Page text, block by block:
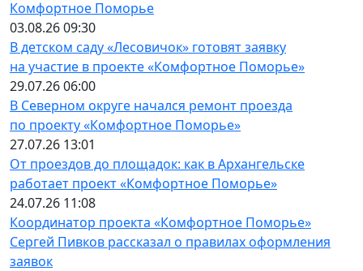
Комфортное Поморье
03.08.26 09:30
В детском саду «Лесовичок» готовят заявку
на участие в проекте «Комфортное Поморье»
29.07.26 06:00
В Северном округе начался ремонт проезда
по проекту «Комфортное Поморье»
27.07.26 13:01
От проездов до площадок: как в Архангельске
работает проект «Комфортное Поморье»
24.07.26 11:08
Координатор проекта «Комфортное Поморье»
Сергей Пивков рассказал о правилах оформления
заявок